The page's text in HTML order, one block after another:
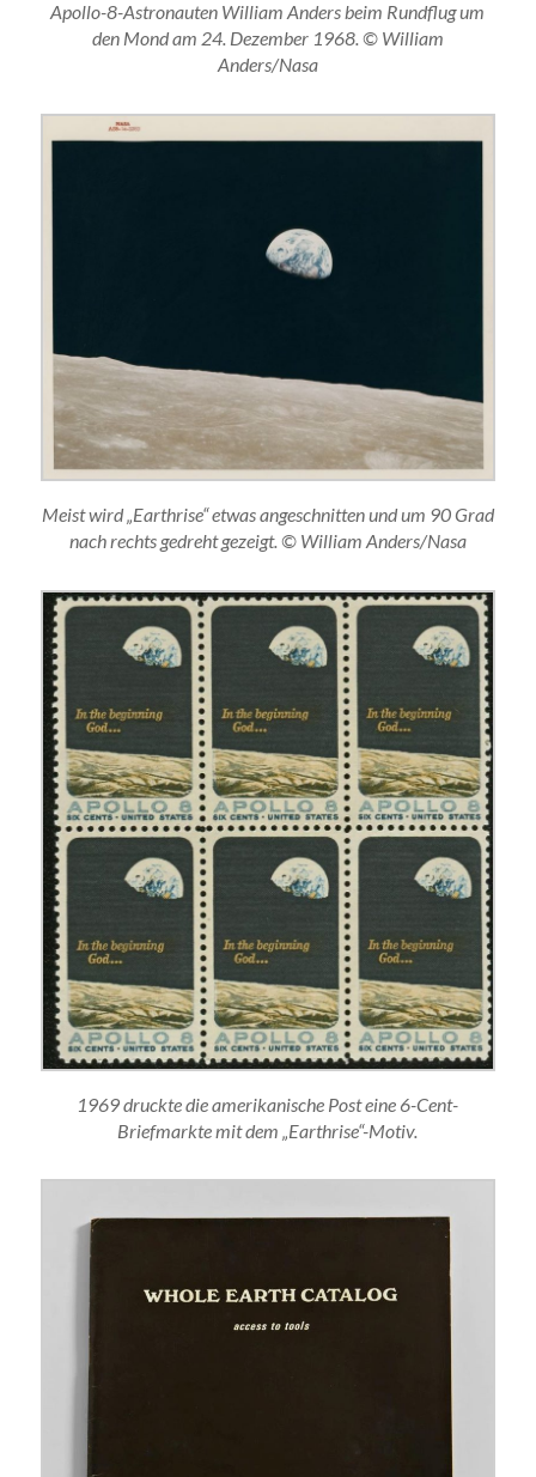
Apollo-8-Astronauten William Anders beim Rundflug um
den Mond am 24. Dezember 1968. © William
Anders/Nasa
Meist wird „Earthrise“ etwas angeschnitten und um 90 Grad
nach rechts gedreht gezeigt. © William Anders/Nasa
1969 druckte die amerikanische Post eine 6-Cent-
Briefmarkte mit dem „Earthrise“-Motiv.